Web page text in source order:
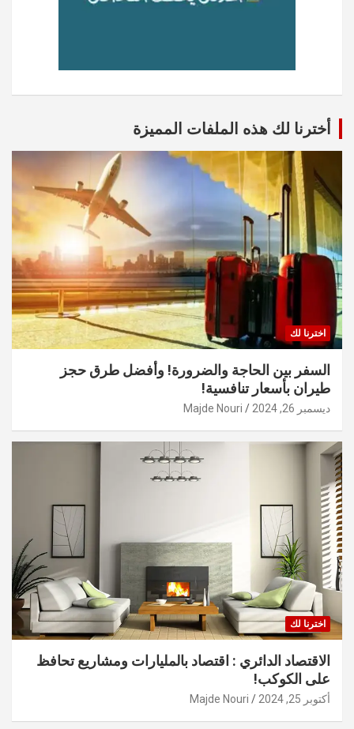
أخترنا لك هذه الملفات المميزة
اخترنا لك
السفر بين الحاجة والضرورة! وأفضل طرق حجز
طيران بأسعار تنافسية!
ديسمبر 26, 2024 Majde Nouri
اخترنا لك
الاقتصاد الدائري : اقتصاد بالمليارات ومشاريع تحافظ
على الكوكب!
أكتوبر 25, 2024 Majde Nouri